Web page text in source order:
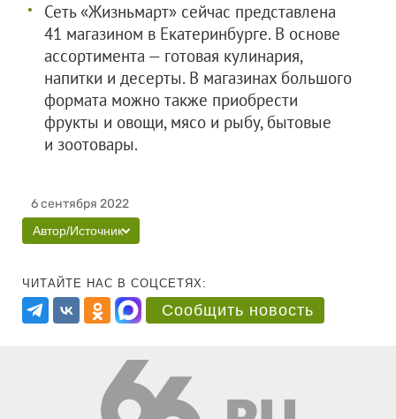
Сеть «Жизньмарт» сейчас представлена
41 магазином в Екатеринбурге. В основе
ассортимента — готовая кулинария,
напитки и десерты. В магазинах большого
формата можно также приобрести
фрукты и овощи, мясо и рыбу, бытовые
и зоотовары.
6 сентября 2022
Автор/Источник
ЧИТАЙТЕ НАС В СОЦСЕТЯХ:
Сообщить новость